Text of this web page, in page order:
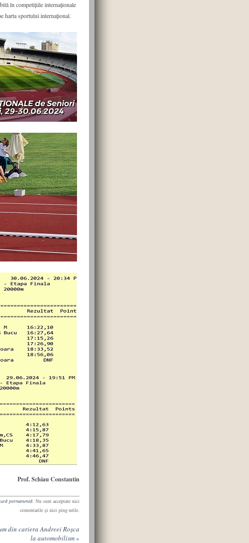
în competițiile internaționale
harta sportului internațional.
Prof. Schiau Constantin
permanentă. Nu sunt acceptate nici
comentarile şi nici ping-urile.
din cariera Andreei Roșca
la automobilism»